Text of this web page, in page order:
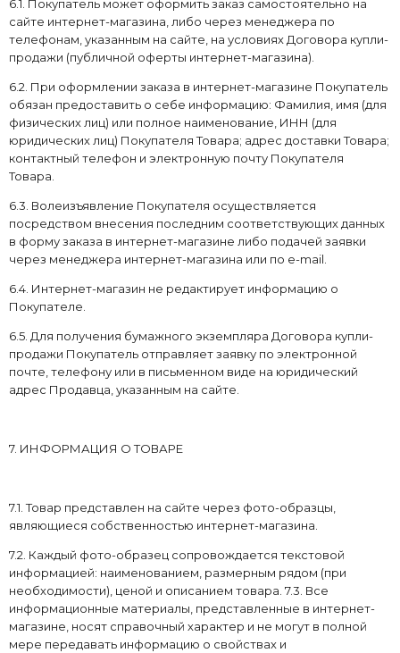
6.1. Покупатель может оформить заказ самостоятельно на
сайте интернет-магазина, либо через менеджера по
телефонам, указанным на сайте, на условиях Договора купли-
продажи (публичной оферты интернет-магазина).
6.2. При оформлении заказа в интернет-магазине Покупатель
обязан предоставить о себе информацию: Фамилия, имя (для
физических лиц) или полное наименование, ИНН (для
юридических лиц) Покупателя Товара; адрес доставки Товара;
контактный телефон и электронную почту Покупателя
Товара.
6.3. Волеизъявление Покупателя осуществляется
посредством внесения последним соответствующих данных
в форму заказа в интернет-магазине либо подачей заявки
через менеджера интернет-магазина или по e-mail.
6.4. Интернет-магазин не редактирует информацию о
Покупателе.
6.5. Для получения бумажного экземпляра Договора купли-
продажи Покупатель отправляет заявку по электронной
почте, телефону или в письменном виде на юридический
адрес Продавца, указанным на сайте.
7. ИНФОРМАЦИЯ О ТОВАРЕ
7.1. Товар представлен на сайте через фото-образцы,
являющиеся собственностью интернет-магазина.
7.2. Каждый фото-образец сопровождается текстовой
информацией: наименованием, размерным рядом (при
необходимости), ценой и описанием товара. 7.3. Все
информационные материалы, представленные в интернет-
магазине, носят справочный характер и не могут в полной
мере передавать информацию о свойствах и